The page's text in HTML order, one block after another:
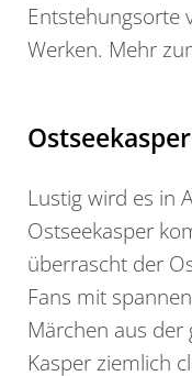
Entstehungsorte
Werken. Mehr
Ostseekasper
Lustig wird es in
Ostseekasper
überrascht der
Fans mit
Märchen aus
Kasper ziemlich